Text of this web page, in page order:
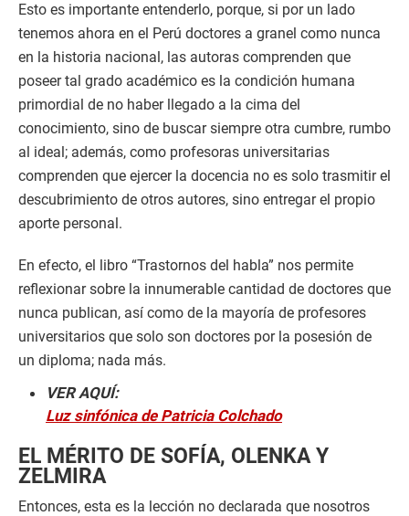
Esto es importante entenderlo, porque, si por un lado
tenemos ahora en el Perú doctores a granel como nunca
en la historia nacional, las autoras comprenden que
poseer tal grado académico es la condición humana
primordial de no haber llegado a la cima del
conocimiento, sino de buscar siempre otra cumbre, rumbo
al ideal; además, como profesoras universitarias
comprenden que ejercer la docencia no es solo trasmitir el
descubrimiento de otros autores, sino entregar el propio
aporte personal.
En efecto, el libro “Trastornos del habla” nos permite
reflexionar sobre la innumerable cantidad de doctores que
nunca publican, así como de la mayoría de profesores
universitarios que solo son doctores por la posesión de
un diploma; nada más.
VER AQUÍ:
Luz sinfónica de Patricia Colchado
EL MÉRITO DE SOFÍA, OLENKA Y
ZELMIRA
Entonces, esta es la lección no declarada que nosotros